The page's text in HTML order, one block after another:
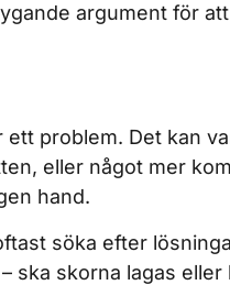
argument för
problem. Det kan
eller något mer
hand.
söka efter
ska skorna lagas eller